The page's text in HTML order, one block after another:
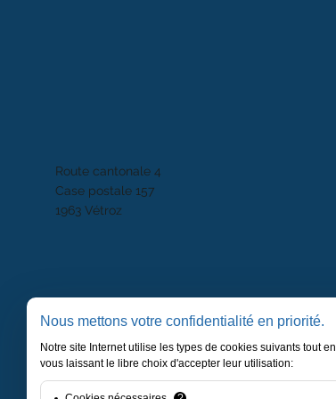
Route cantonale 4
Case postale 157
1963 Vétroz
Nous mettons votre confidentialité en priorité.
Notre site Internet utilise les types de cookies suivants tout en
vous laissant le libre choix d'accepter leur utilisation: